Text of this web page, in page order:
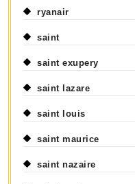
ryanair
saint
saint exupery
saint lazare
saint louis
saint maurice
saint nazaire